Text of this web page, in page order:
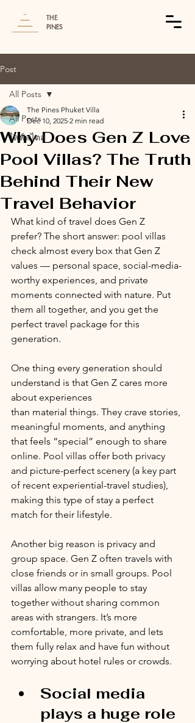
THE
PINES
Post
All Posts
ไลฟ์สไตล์
All Posts
Why Does Gen Z Love
Pool Villas? The Truth
Behind Their New
Travel Behavior
The Pines Phuket Villa
Dec 10, 2025 2 min read
What kind of travel does Gen Z
prefer? The short answer: pool villas
check almost every box that Gen Z
values — personal space, social-media-
worthy experiences, and private
moments connected with nature. Put
them all together, and you get the
perfect travel package for this
generation.
One thing every generation should
understand is that Gen Z cares more
about experiences
than material things. They crave stories,
meaningful moments, and anything
that feels “special” enough to share
online. Pool villas offer both privacy
and picture-perfect scenery (a key part
of recent experiential-travel studies),
making this type of stay a perfect
match for their lifestyle.
Another big reason is privacy and
group space. Gen Z often travels with
close friends or in small groups. Pool
villas allow many people to stay
together without sharing common
areas with strangers. It’s more
comfortable, more private, and lets
them fully relax and have fun without
worrying about hotel rules or crowds.
Social media
plays a huge role